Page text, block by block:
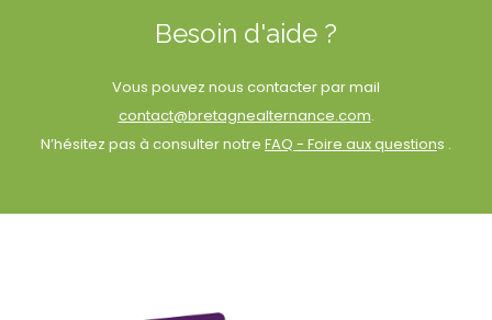
Besoin d'aide ?
Vous pouvez nous contacter par mail
contact@bretagnealternance.com.
N’hésitez pas à consulter notre FAQ - Foire aux questions .